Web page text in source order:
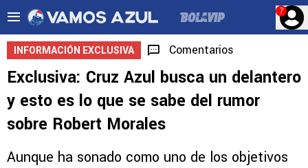
?
INFORMACIÓN EXCLUSIVA Comentarios
Exclusiva: Cruz Azul busca un delantero
y esto es lo que se sabe del rumor
sobre Robert Morales
Aunque ha sonado como uno de los objetivos